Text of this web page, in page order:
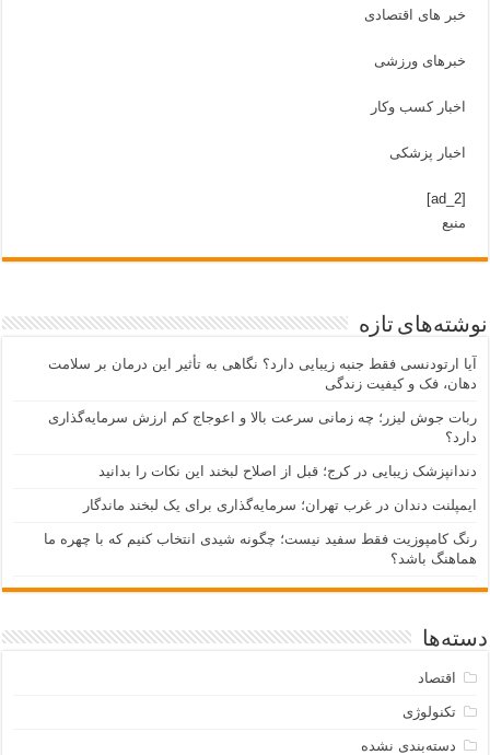
خبر های اقتصادی
خبرهای ورزشی
اخبار کسب وکار
اخبار پزشکی
[ad_2]
منبع
نوشته‌های تازه
آیا ارتودنسی فقط جنبه زیبایی دارد؟ نگاهی به تأثیر این درمان بر سلامت
دهان، فک و کیفیت زندگی
ربات جوش لیزر؛ چه زمانی سرعت بالا و اعوجاج کم ارزش سرمایه‌گذاری
دارد؟
دندانپزشک زیبایی در کرج؛ قبل از اصلاح لبخند این نکات را بدانید
ایمپلنت دندان در غرب تهران؛ سرمایه‌گذاری برای یک لبخند ماندگار
رنگ کامپوزیت فقط سفید نیست؛ چگونه شیدی انتخاب کنیم که با چهره ما
هماهنگ باشد؟
دسته‌ها
اقتصاد
تکنولوژی
دسته‌بندی نشده